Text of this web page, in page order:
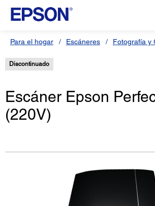
Para el hogar Escáneres Fotografía y
Discontinuado
Escáner Epson
(220V)